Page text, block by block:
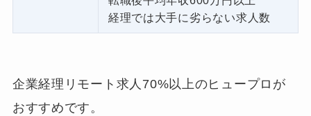
経理では大手に劣らない求人数
企業経理リモート求人70%以上のヒュープロが
おすすめです。